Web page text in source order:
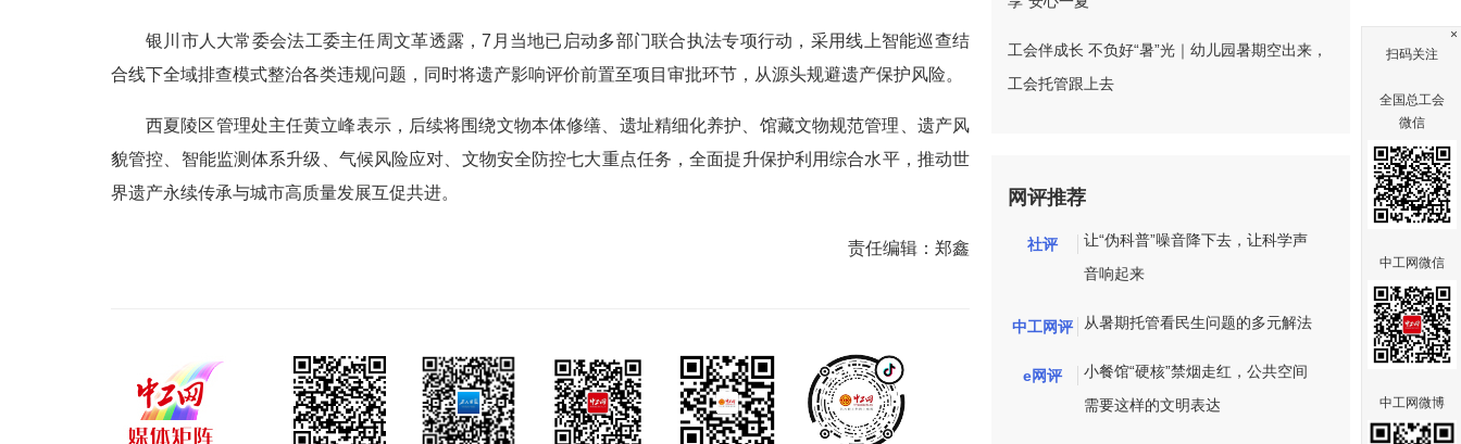
银川市人大常委会法工委主任周文革透露，7月当地已启动多部门联合执法专项行动，采用线上智能巡查结
合线下全域排查模式整治各类违规问题，同时将遗产影响评价前置至项目审批环节，从源头规避遗产保护风险。
西夏陵区管理处主任黄立峰表示，后续将围绕文物本体修缮、遗址精细化养护、馆藏文物规范管理、遗产风
貌管控、智能监测体系升级、气候风险应对、文物安全防控七大重点任务，全面提升保护利用综合水平，推动世
界遗产永续传承与城市高质量发展互促共进。
责任编辑： 郑鑫
工会伴成长 不负好“暑”光｜幼儿园暑期空出来，
工会托管跟上去
网评推荐
社评
让“伪科普”噪音降下去，让科学声
音响起来
中工网评 从暑期托管看民生问题的多元解法
e网评
小餐馆“硬核”禁烟走红，公共空间
需要这样的文明表达
扫码关注
全国总工会
微信
中工网微信
中工网微博
×